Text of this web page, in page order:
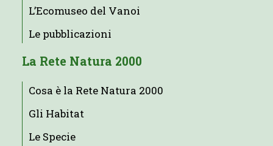
L’Ecomuseo del Vanoi
Le pubblicazioni
La Rete Natura 2000
Cosa è la Rete Natura 2000
Gli Habitat
Le Specie